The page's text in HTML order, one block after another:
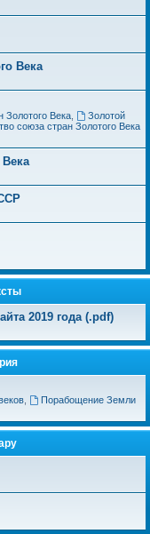
Века
Золотого Века,
Золотой
союза стран Золотого Века
Века
2019 года (.pdf)
,
Порабощение Земли